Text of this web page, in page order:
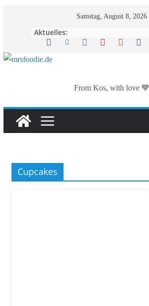
Samstag, August 8, 2026
Aktuelles:
From Kos, with love 💙
Cupcakes